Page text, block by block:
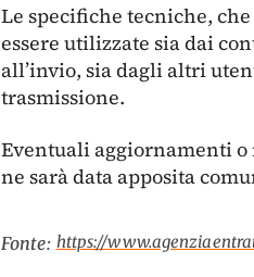
Le specifiche tecniche,
essere utilizzate sia dai
all’invio, sia dagli altri
trasmissione.
Eventuali aggiornamenti o
ne sarà data apposita
Fonte: https://